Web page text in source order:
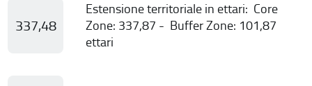
337,48
Estensione territoriale in ettari: Core
Zone: 337,87 - Buffer Zone: 101,87
ettari